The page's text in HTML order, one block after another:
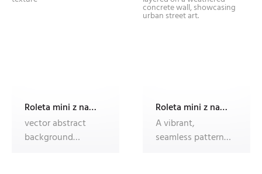
Roleta mini z nadrukiem
vector abstract
background
Roleta mini z nadrukiem
A vibrant,
seamless pattern